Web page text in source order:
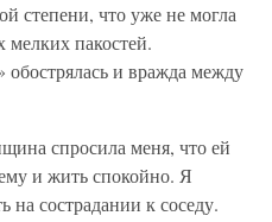
степени, что уже не могла
мелких пакостей.
обострялась и вражда между
спросила меня, что ей
и жить спокойно. Я
на сострадании к соседу.